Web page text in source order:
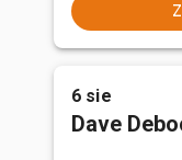
6 sie
Dave